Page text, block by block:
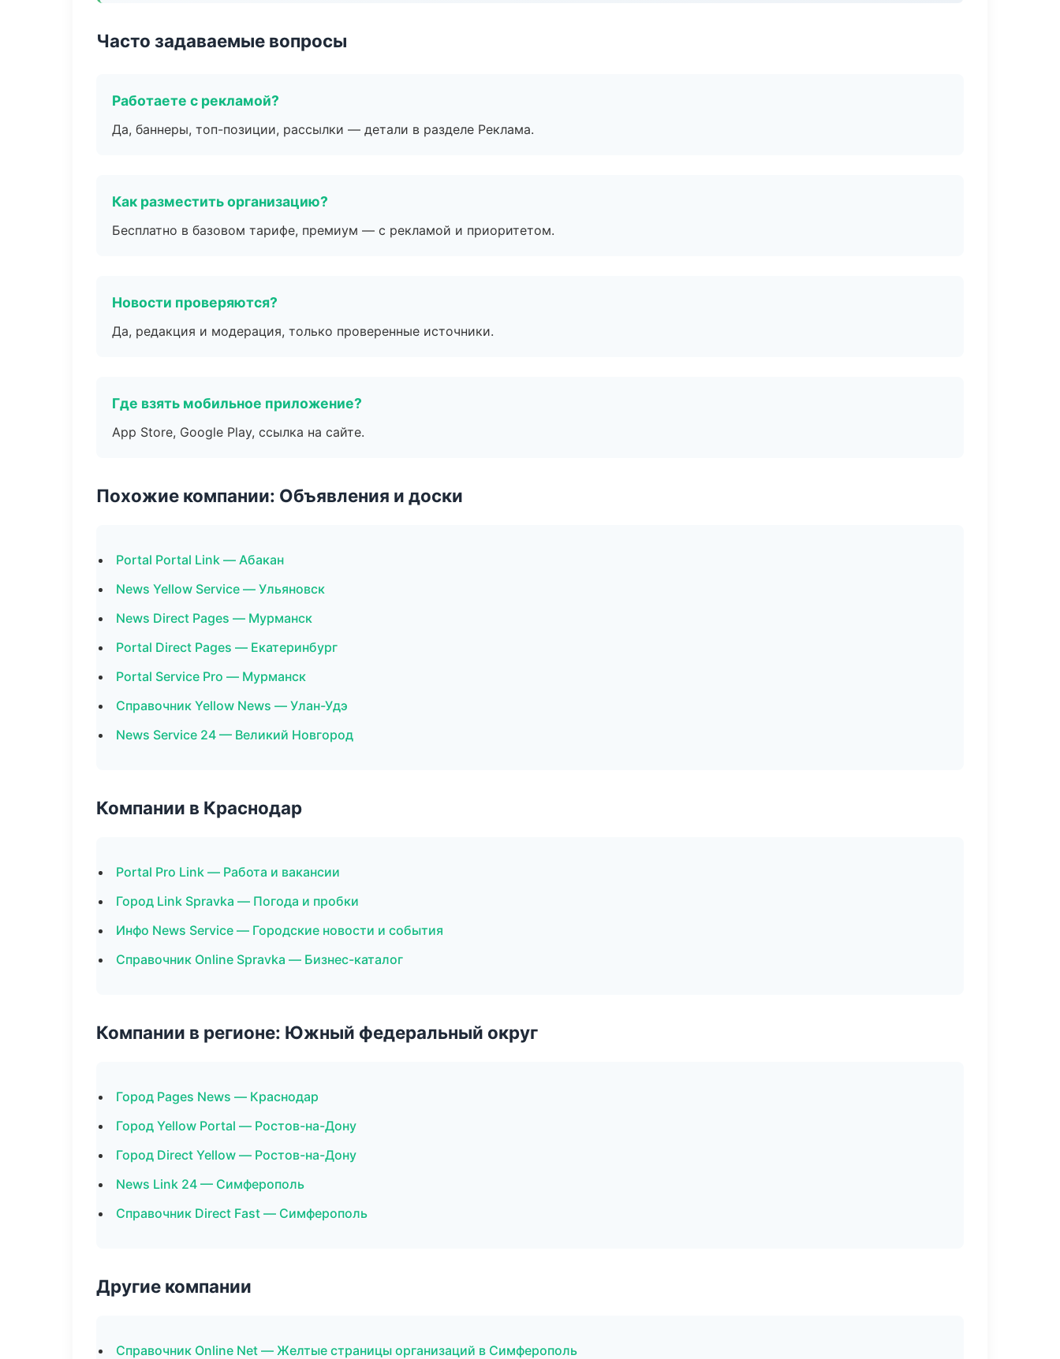
Часто задаваемые вопросы
Работаете с рекламой?
Да, баннеры, топ-позиции, рассылки — детали в разделе Реклама.
Как разместить организацию?
Бесплатно в базовом тарифе, премиум — с рекламой и приоритетом.
Новости проверяются?
Да, редакция и модерация, только проверенные источники.
Где взять мобильное приложение?
App Store, Google Play, ссылка на сайте.
Похожие компании: Объявления и доски
Portal Portal Link — Абакан
News Yellow Service — Ульяновск
News Direct Pages — Мурманск
Portal Direct Pages — Екатеринбург
Portal Service Pro — Мурманск
Справочник Yellow News — Улан-Удэ
News Service 24 — Великий Новгород
Компании в Краснодар
Portal Pro Link — Работа и вакансии
Город Link Spravka — Погода и пробки
Инфо News Service — Городские новости и события
Справочник Online Spravka — Бизнес-каталог
Компании в регионе: Южный федеральный округ
Город Pages News — Краснодар
Город Yellow Portal — Ростов-на-Дону
Город Direct Yellow — Ростов-на-Дону
News Link 24 — Симферополь
Справочник Direct Fast — Симферополь
Другие компании
Справочник Online Net — Желтые страницы организаций в Симферополь